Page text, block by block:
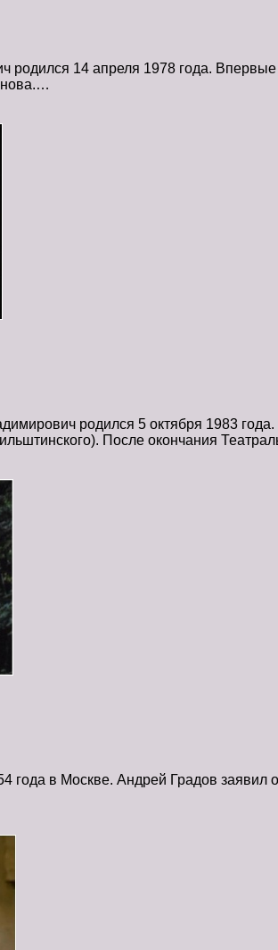
14 апреля 1978 года.
родился 5 октября 1983
После окончания
в Москве. Андрей Градов заявил